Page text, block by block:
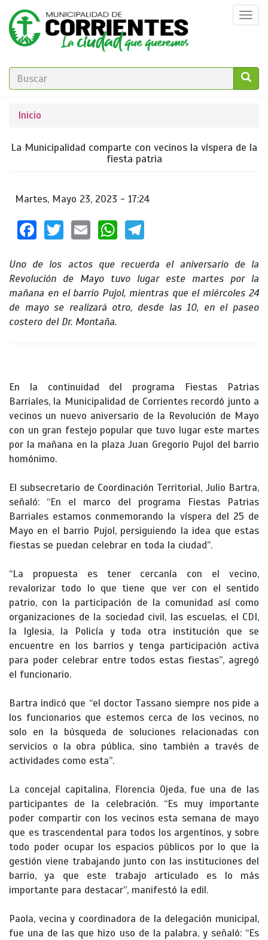
Pasar
contenido
principal
FORMULARIO
BÚSQUEDA
Se
encuentra
usted
Inicio
La Municipalidad comparte con vecinos la víspera de la
fiesta patria
Martes, Mayo 23, 2023 - 17:24
Facebook
TwitterEmailWhatsApp
Uno de los actos que recuerda el aniversario de la
Revolución de Mayo tuvo lugar este martes por la
mañana en el barrio Pujol, mientras que el miércoles 24
de mayo se realizará otro, desde las 10, en el paseo
costero del Dr. Montaña.
En la continuidad del programa Fiestas Patrias
Barriales, la Municipalidad de Corrientes recordó junto a
vecinos un nuevo aniversario de la Revolución de Mayo
con un gran festejo popular que tuvo lugar este martes
por la mañana en la plaza Juan Gregorio Pujol del barrio
homónimo.
El subsecretario de Coordinación Territorial, Julio Bartra,
señaló: “En el marco del programa Fiestas Patrias
Barriales estamos conmemorando la víspera del 25 de
Mayo en el barrio Pujol, persiguiendo la idea que estas
fiestas se puedan celebrar en toda la ciudad”.
“La propuesta es tener cercanía con el vecino,
revalorizar todo lo que tiene que ver con el sentido
patrio, con la participación de la comunidad así como
organizaciones de la sociedad civil, las escuelas, el CDI,
la Iglesia, la Policía y toda otra institución que se
encuentre en los barrios y tenga participación activa
para poder celebrar entre todos estas fiestas”, agregó
el funcionario.
Bartra indicó que “el doctor Tassano siempre nos pide a
los funcionarios que estemos cerca de los vecinos, no
solo en la búsqueda de soluciones relacionadas con
servicios o la obra pública, sino también a través de
actividades como esta”.
La concejal capitalina, Florencia Ojeda, fue una de las
participantes de la celebración. “Es muy importante
poder compartir con los vecinos esta semana de mayo
que es trascendental para todos los argentinos, y sobre
todo poder ocupar los espacios públicos por lo que la
gestión viene trabajando junto con las instituciones del
barrio, ya que este trabajo articulado es lo más
importante para destacar”, manifestó la edil.
Paola, vecina y coordinadora de la delegación municipal,
fue una de las que hizo uso de la palabra, y señaló: “Es